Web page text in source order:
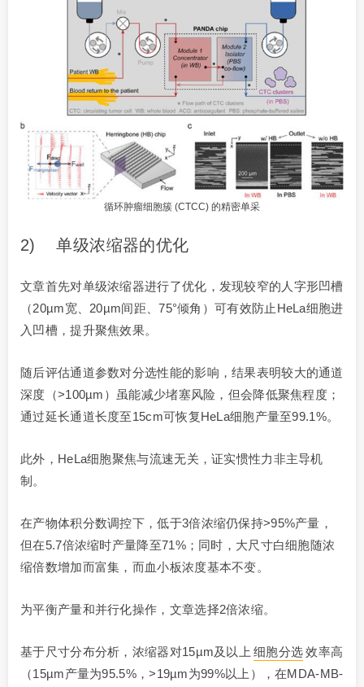
循环肿瘤细胞簇 (CTCC) 的精密单采
2) 单级浓缩器的优化
文章首先对单级浓缩器进行了优化，发现较窄的人字形凹槽
（20µm宽、20µm间距、75°倾角）可有效防止HeLa细胞进
入凹槽，提升聚焦效果。
随后评估通道参数对分选性能的影响，结果表明较大的通道
深度（>100µm）虽能减少堵塞风险，但会降低聚焦程度；
通过延长通道长度至15cm可恢复HeLa细胞产量至99.1%。
此外，HeLa细胞聚焦与流速无关，证实惯性力非主导机
制。
在产物体积分数调控下，低于3倍浓缩仍保持>95%产量，
但在5.7倍浓缩时产量降至71%；同时，大尺寸白细胞随浓
缩倍数增加而富集，而血小板浓度基本不变。
为平衡产量和并行化操作，文章选择2倍浓缩。
基于尺寸分布分析，浓缩器对15µm及以上 细胞分选效率高
（15µm产量为95.5%，>19µm为99%以上），在MDA-MB-